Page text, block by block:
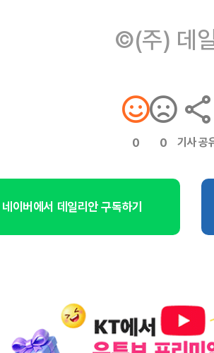
©(주) 데
0 0 기사 공
네이버에서 데일리안 구독하기